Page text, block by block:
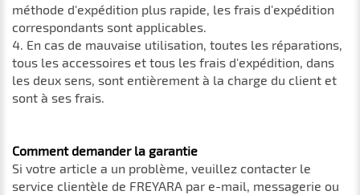
méthode d'expédition plus rapide, les frais d'expédition
correspondants sont applicables.
4. En cas de mauvaise utilisation, toutes les réparations,
tous les accessoires et tous les frais d'expédition, dans
les deux sens, sont entièrement à la charge du client et
sont à ses frais.
Comment demander la garantie
Si votre article a un problème, veuillez contacter le
service clientèle de FREYARA par e-mail, messagerie ou